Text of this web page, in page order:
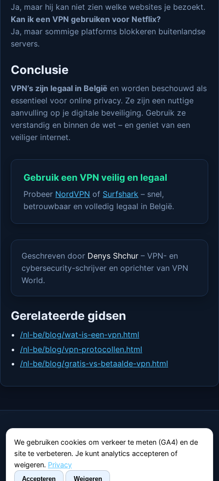
Ja, maar hij kan niet zien welke websites je bezoekt.
Kan ik een VPN gebruiken voor Netflix?
Ja, maar sommige platforms blokkeren buitenlandse
servers.
Conclusie
VPN’s zijn legaal in België en worden beschouwd als
essentieel voor online privacy. Ze zijn een nuttige
aanvulling op je digitale beveiliging. Gebruik ze
verstandig en binnen de wet – en geniet van een
veiliger internet.
Gebruik een VPN veilig en legaal
Probeer NordVPN of Surfshark – snel,
betrouwbaar en volledig legaal in België.
Geschreven door Denys Shchur– VPN- en
cybersecurity-schrijver en oprichter van VPN
World.
Gerelateerde gidsen
/nl-be/blog/wat-is-een-vpn.html
/nl-be/blog/vpn-protocollen.html
/nl-be/blog/gratis-vs-betaalde-vpn.html
VPN World
Onafhankelijk platform over privacy en online
veiligheid.
Privacy
Sitemap Contact
We gebruiken cookies om verkeer te meten (GA4) en de
site te verbeteren. Je kunt analytics accepteren of
weigeren. Privacy
Accepteren Weigeren